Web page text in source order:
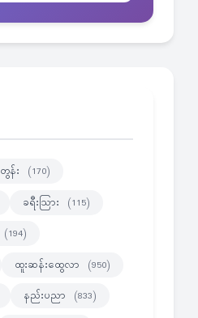
န်း (170)
ခရီးသြား (115)
(194)
ထူးဆန်းထွေလာ (950)
နည်းပညာ (833)